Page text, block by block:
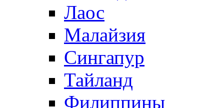
Лаос
Малайзия
Сингапур
Тайланд
Филиппины